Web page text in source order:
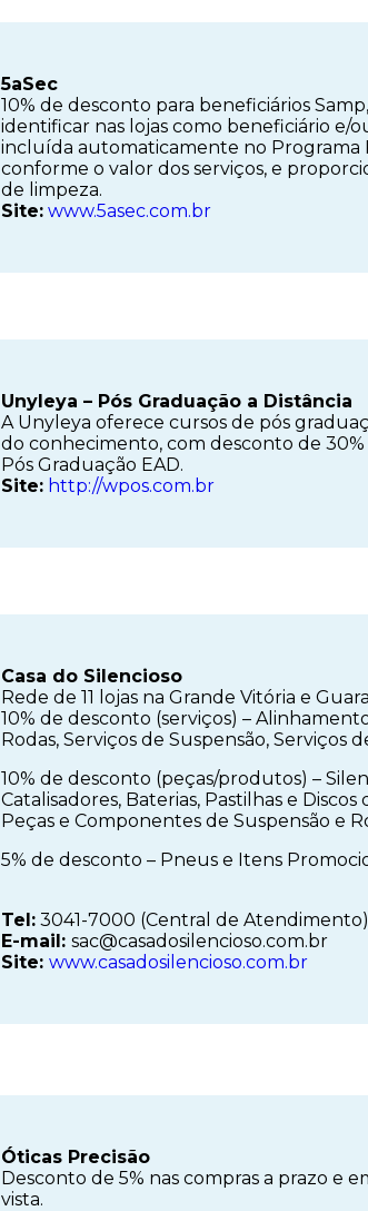
5aSec
10% de desconto para beneficiários
identificar nas lojas como beneficiário e/
incluída automaticamente no Programa
conforme o valor dos serviços, e
de limpeza.
Site: www.5asec.com.br
Unyleya – Pós Graduação a Distância
A Unyleya oferece cursos de pós
do conhecimento, com desconto de
Pós Graduação EAD.
Site: http://wpos.com.br
Casa do Silencioso
Rede de 11 lojas na Grande Vitória e
10% de desconto (serviços) –
Rodas, Serviços de Suspensão, Serviços
10% de desconto (peças/produtos) –
Catalisadores, Baterias, Pastilhas e
Peças e Componentes de Suspensão e
5% de desconto – Pneus e Itens
Tel: 3041-7000 (Central de Atendimento)
E-mail: sac@casadosilencioso.com.br
Site: www.casadosilencioso.com.br
Óticas Precisão
Desconto de 5% nas compras a prazo e
vista.